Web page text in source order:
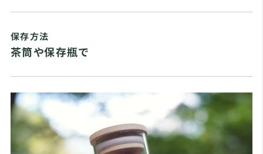
保存方法
茶筒や保存瓶で